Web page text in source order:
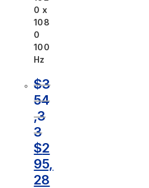
0 x
108
0
100
Hz
$3
54
,3
3
$2
95,
28